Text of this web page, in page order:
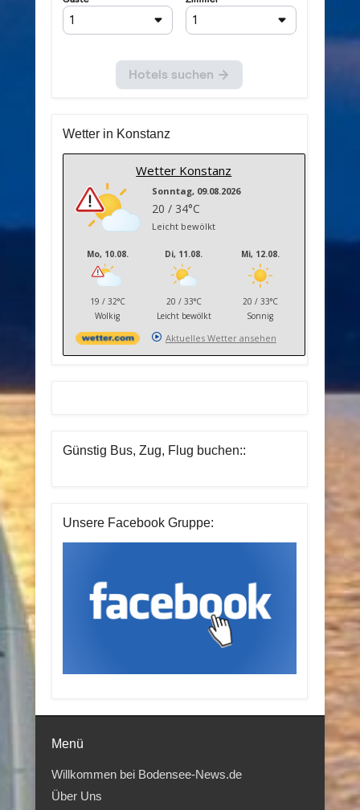
Wetter in Konstanz
Wetter Konstanz
Sonntag, 09.08.2026
20 / 34°C
Leicht bewölkt
Mo, 10.08.
19 / 32°C
Wolkig
Di, 11.08.
20 / 33°C
Leicht bewölkt
Mi, 12.08.
20 / 33°C
Sonnig
Aktuelles Wetter ansehen
Günstig Bus, Zug, Flug buchen::
Unsere Facebook Gruppe:
Menü
Willkommen bei Bodensee-News.de
Über Uns